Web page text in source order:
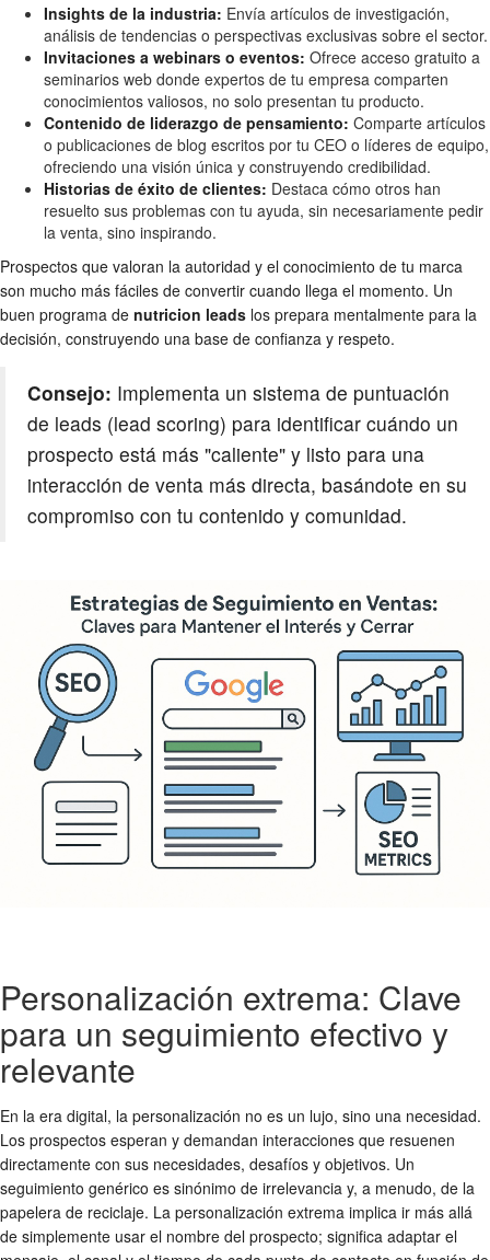
Insights de la industria: Envía artículos de investigación,
análisis de tendencias o perspectivas exclusivas sobre el sector.
Invitaciones a webinars o eventos: Ofrece acceso gratuito a
seminarios web donde expertos de tu empresa comparten
conocimientos valiosos, no solo presentan tu producto.
Contenido de liderazgo de pensamiento: Comparte artículos
o publicaciones de blog escritos por tu CEO o líderes de equipo,
ofreciendo una visión única y construyendo credibilidad.
Historias de éxito de clientes: Destaca cómo otros han
resuelto sus problemas con tu ayuda, sin necesariamente pedir
la venta, sino inspirando.
Prospectos que valoran la autoridad y el conocimiento de tu marca
son mucho más fáciles de convertir cuando llega el momento. Un
buen programa de nutricion leads los prepara mentalmente para la
decisión, construyendo una base de confianza y respeto.
Consejo: Implementa un sistema de puntuación
de leads (lead scoring) para identificar cuándo un
prospecto está más "caliente" y listo para una
interacción de venta más directa, basándote en su
compromiso con tu contenido y comunidad.
Personalización extrema: Clave
para un seguimiento efectivo y
relevante
En la era digital, la personalización no es un lujo, sino una necesidad.
Los prospectos esperan y demandan interacciones que resuenen
directamente con sus necesidades, desafíos y objetivos. Un
seguimiento genérico es sinónimo de irrelevancia y, a menudo, de la
papelera de reciclaje. La personalización extrema implica ir más allá
de simplemente usar el nombre del prospecto; significa adaptar el